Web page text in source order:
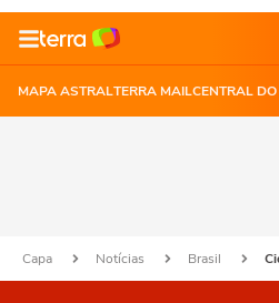
MAPA ASTRALTERRA MAILCENTRAL
Capa Notícias Brasil